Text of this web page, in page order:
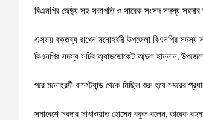
বিএনপির জেষ্ঠ্য সহ সভাপতি ও সাবেক সংসদ সদস্য
এসময় বক্তব্য রাখেন মনোহরদী উপজেলা বিএনপির সদস্য
বিএনপির সদস্য সচিব অ্যাডভোকেট আব্দুল হান্নান,
পরে মনোহরদী বাসস্ট্যান্ড থেকে মিছিল শুরু হয়ে সদরের
সমাবেশে সরদার সাখাওয়াত হোসেন বকুল বলেন, তারেক